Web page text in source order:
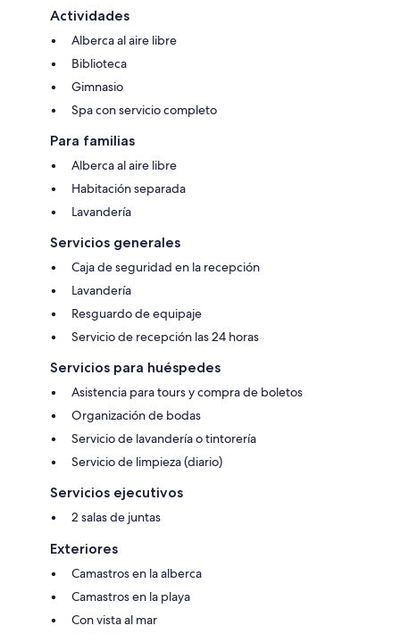
Actividades
Alberca al aire libre
Biblioteca
Gimnasio
Spa con servicio completo
Para familias
Alberca al aire libre
Habitación separada
Lavandería
Servicios generales
Caja de seguridad en la recepción
Lavandería
Resguardo de equipaje
Servicio de recepción las 24 horas
Servicios para huéspedes
Asistencia para tours y compra de boletos
Organización de bodas
Servicio de lavandería o tintorería
Servicio de limpieza (diario)
Servicios ejecutivos
2 salas de juntas
Exteriores
Camastros en la alberca
Camastros en la playa
Con vista al mar